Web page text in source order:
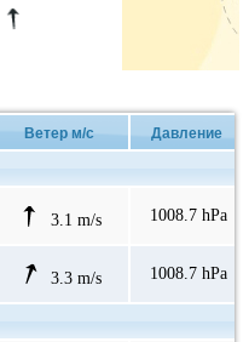
Ветер м/с Давление
3.1 m/s 1008.7 hPa
3.3 m/s 1008.7 hPa